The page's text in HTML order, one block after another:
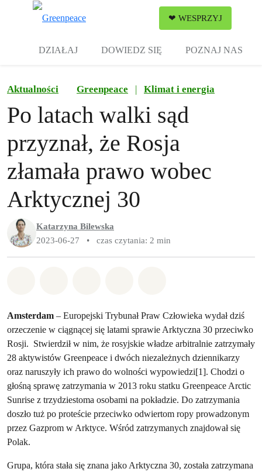
❤ WESPRZYJ
DZIAŁAJ DOWIEDZ SIĘ POZNAJ NAS
Aktualności Greenpeace | Klimat i energia
Po latach walki sąd
przyznał, że Rosja
złamała prawo wobec
Arktycznej 30
Katarzyna Bilewska
2023-06-27
• czas czytania: 2 min
Amsterdam – Europejski Trybunał Praw Człowieka wydał dziś
orzeczenie w ciągnącej się latami sprawie Arktyczna 30 przeciwko
Rosji. Stwierdził w nim, że rosyjskie władze arbitralnie zatrzymały
28 aktywistów Greenpeace i dwóch niezależnych dziennikarzy
oraz naruszyły ich prawo do wolności wypowiedzi[1]. Chodzi o
głośną sprawę zatrzymania w 2013 roku statku Greenpeace Arctic
Sunrise z trzydziestoma osobami na pokładzie. Do zatrzymania
doszło tuż po proteście przeciwko odwiertom ropy prowadzonym
przez Gazprom w Arktyce. Wśród zatrzymanych znajdował się
Polak.
Grupa, która stała się znana jako Arktyczna 30, została zatrzymana